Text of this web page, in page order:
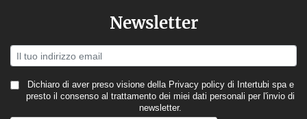
Newsletter
Dichiaro di aver preso visione della Privacy policydi Intertubi spa e
presto il consenso al trattamento dei miei dati personali per l'invio di
newsletter.